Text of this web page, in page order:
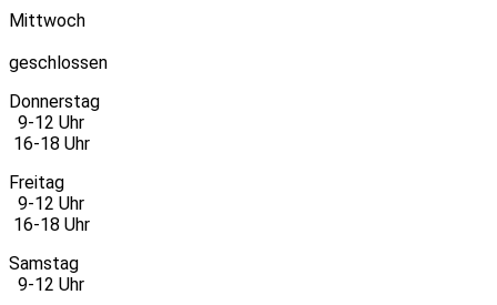
Mittwoch
geschlossen
Donnerstag
9-12 Uhr
16-18 Uhr
Freitag
9-12 Uhr
16-18 Uhr
Samstag
9-12 Uhr